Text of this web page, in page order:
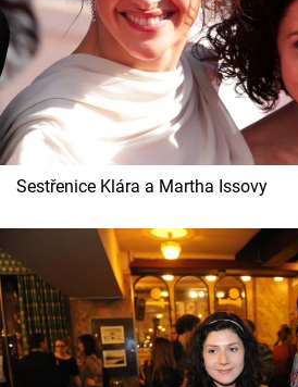
Celebrity
Vztahy
Seriály
Sledujte prima+
Filmový festival Karlovy
Pořady
Sestřenice Klára a Martha Issovy